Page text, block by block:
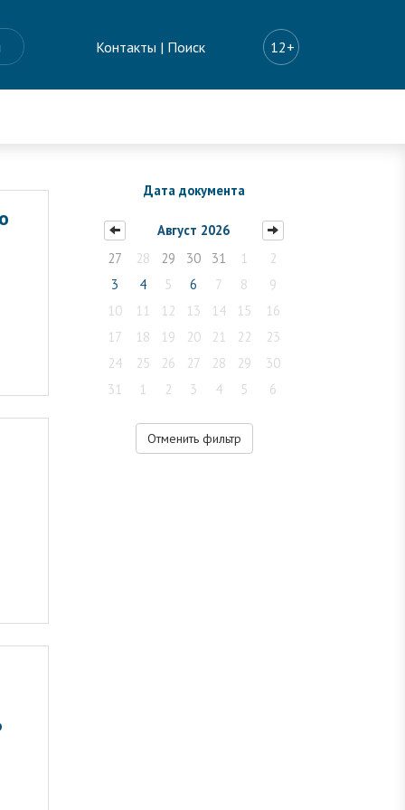
Контакты | Поиск 12+
Дата документа
Август 2026
27
28 29 30 31 1
2
3
4 5 6 7 8
9
10
11 12 13 14 15
16
17
18 19 20 21 22
23
24
25 26 27 28 29
30
31
1 2 3 4 5 6
Отменить фильтр